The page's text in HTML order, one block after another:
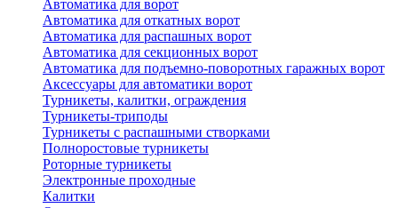
Автоматика для ворот
Автоматика для откатных ворот
Автоматика для распашных ворот
Автоматика для секционных ворот
Автоматика для подъемно-поворотных гаражных ворот
Аксессуары для автоматики ворот
Турникеты, калитки, ограждения
Турникеты-триподы
Турникеты с распашными створками
Полноростовые турникеты
Роторные турникеты
Электронные проходные
Калитки